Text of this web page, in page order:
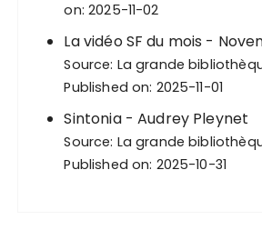
on: 2025-11-02
La vidéo SF du mois -
Source: La grande
Published on: 2025-11-01
Sintonia - Audrey Pleynet
Source: La grande
Published on: 2025-10-31